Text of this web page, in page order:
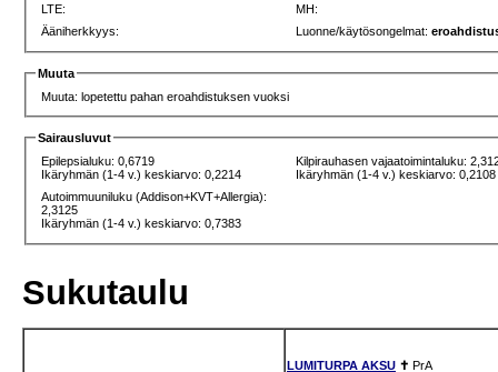
LTE:
MH:
Ääniherkkyys:
Luonne/käytösongelmat:
Muuta
Muuta: lopetettu pahan eroahdistuksen vuoksi
Sairausluvut
Epilepsialuku: 0,6719
Ikäryhmän (1-4 v.) keskiarvo: 0,2214
Kilpirauhasen vajaatoimintaluku:
Ikäryhmän (1-4 v.) keskiarvo: 0,2108
Autoimmuuniluku (Addison+KVT+Allergia):
2,3125
Ikäryhmän (1-4 v.) keskiarvo: 0,7383
Sukutaulu
LUMITURPA AKSU ✝ PrA